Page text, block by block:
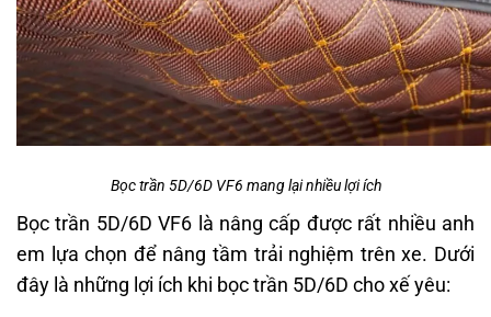
Bọc trần 5D/6D VF6 mang lại nhiều lợi ích
Bọc trần 5D/6D VF6 là nâng cấp được rất nhiều anh
em lựa chọn để nâng tầm trải nghiệm trên xe. Dưới
đây là những lợi ích khi bọc trần 5D/6D cho xế yêu: